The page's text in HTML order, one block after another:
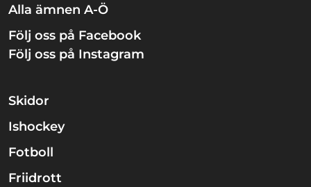
Alla ämnen A-Ö
Följ oss på Facebook
Följ oss på Instagram
Skidor
Ishockey
Fotboll
Friidrott